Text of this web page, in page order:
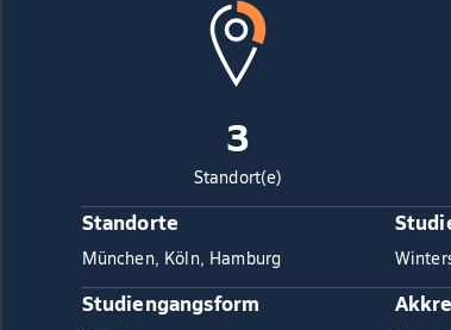
3
Standort(e)
Standorte
München, Köln, Hamburg
Studiengangsform